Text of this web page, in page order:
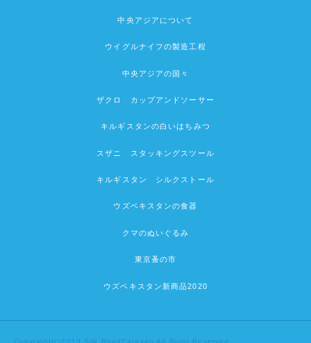
中央アジアについて
ウイグルナイフの製造工程
中央アジアの国々
ザクロ カップアンドソーサー
キルギスタンの白いはちみつ
スザニ スタッキングスツール
キルギスタン シルクストール
ウズベキスタンの食器
クマのぬいぐるみ
東京蚤の市
ウズベキスタン新商品2020
Copyright(c)2013 Silk RoadCaravan All Right Reserved.